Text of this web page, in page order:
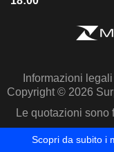
Informazioni legali
Copyright © 2026
Le quotazioni sono
Scopri da subito i